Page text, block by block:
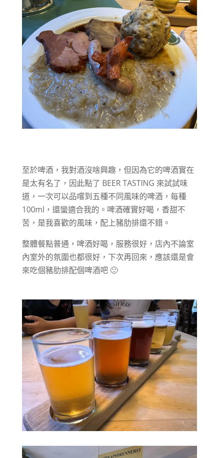
至於啤酒，我對酒沒啥興趣，但因為它的啤酒實在
是太有名了，因此點了 BEER TASTING 來試試味
道，一次可以品嚐到五種不同風味的啤酒，每種
100ml，還蠻適合我的。啤酒確實好喝，香甜不
苦，是我喜歡的風味，配上豬肋排還不錯。
整體餐點普通，啤酒好喝，服務很好，店內不論室
內室外的氛圍也都很好，下次再回來，應該還是會
來吃個豬肋排配個啤酒吧 🙂